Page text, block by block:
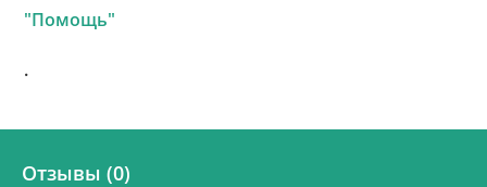
"Помощь"
.
Отзывы (0)